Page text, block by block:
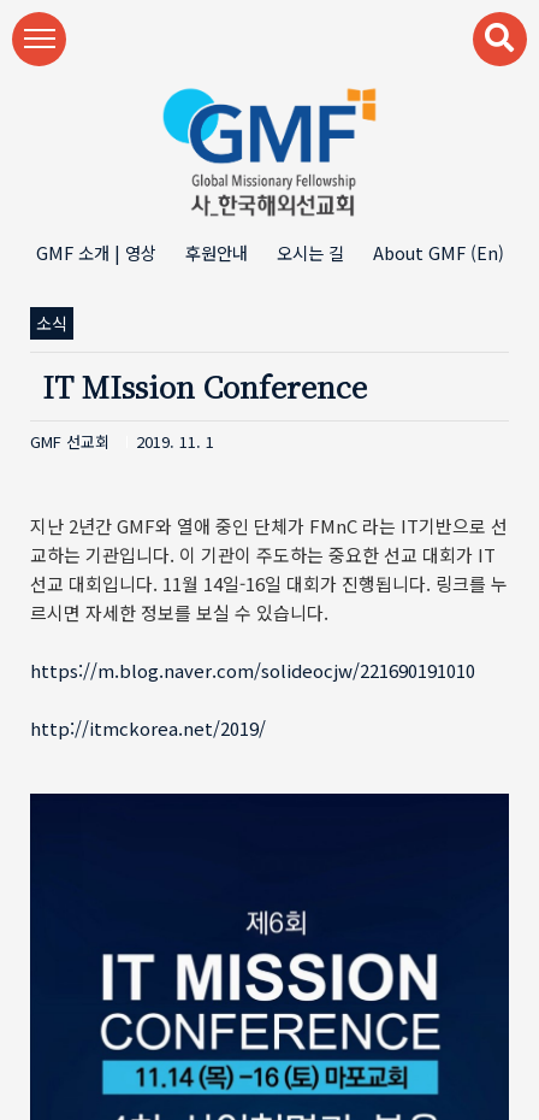
본문 바로가기
GMF 소개 | 영상 후원안내 오시는 길 About GMF (En)
소식
IT MIssion Conference
GMF 선교회 2019. 11. 1
지난 2년간 GMF와 열애 중인 단체가 FMnC 라는 IT기반으로 선
교하는 기관입니다. 이 기관이 주도하는 중요한 선교 대회가 IT
선교 대회입니다. 11월 14일-16일 대회가 진행됩니다. 링크를 누
르시면 자세한 정보를 보실 수 있습니다.
https://m.blog.naver.com/solideocjw/221690191010
http://itmckorea.net/2019/